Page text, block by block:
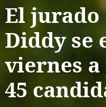
El jurado
Diddy se
viernes
45